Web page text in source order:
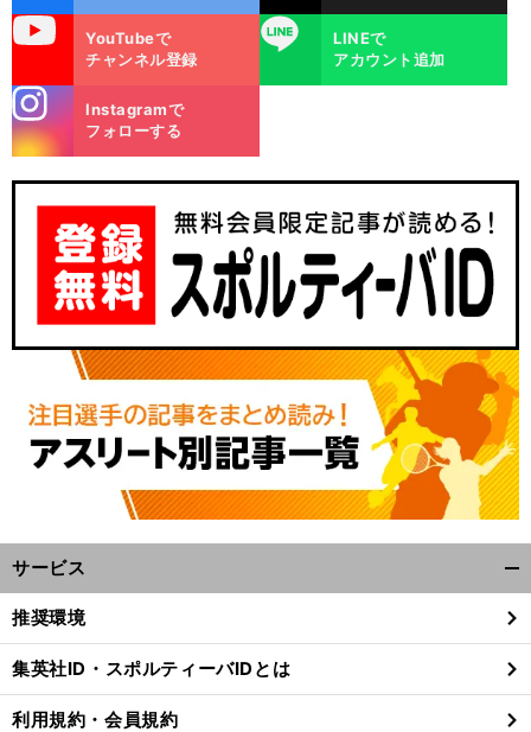
YouTubeで
チャンネル登録
LINE
LINEで
アカウント追加
m
Instagramで
フォローする
サービス
閉
る
推奨環境
集英社ID・スポルティーバIDとは
利用規約・会員規約